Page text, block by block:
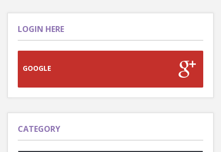
LOGIN HERE
GOOGLE
CATEGORY